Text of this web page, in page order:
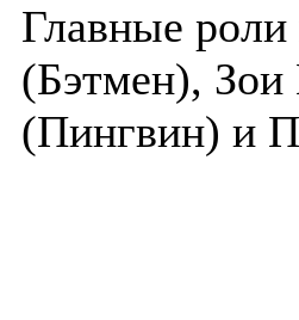
Главные
(Бэтмен),
(Пингвин) и